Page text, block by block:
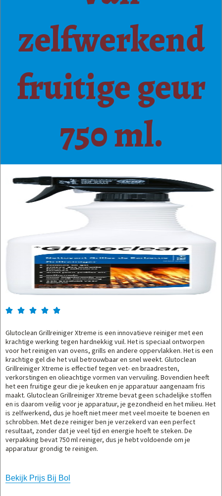
zelfwerkend
fruitige geur
750 ml.
    
Glutoclean Grillreiniger Xtreme is een innovatieve reiniger met een
krachtige werking tegen hardnekkig vuil. Het is speciaal ontworpen
voor het reinigen van ovens, grills en andere oppervlakken. Het is een
krachtige gel die het vuil betrouwbaar en snel weekt. Glutoclean
Grillreiniger Xtreme is effectief tegen vet- en braadresten,
verkorstingen en olieachtige vormen van vervuiling. Bovendien heeft
het een fruitige geur die je keuken en je apparatuur aangenaam fris
maakt. Glutoclean Grillreiniger Xtreme bevat geen schadelijke stoffen
en is daarom veilig voor je apparatuur, je gezondheid en het milieu. Het
is zelfwerkend, dus je hoeft niet meer met veel moeite te boenen en
schrobben. Met deze reiniger ben je verzekerd van een perfect
resultaat, zonder dat je veel tijd en energie hoeft te steken. De
verpakking bevat 750 ml reiniger, dus je hebt voldoende om je
apparatuur grondig te reinigen.
Bekijk Prijs Bij Bol